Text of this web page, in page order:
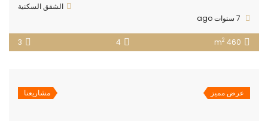
الشقق السكنية
460 m
2
4
3
عرض مميز مشاريعنا